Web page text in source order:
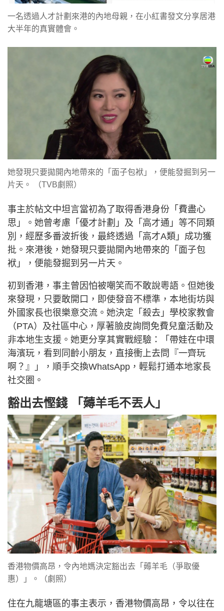
一名透過人才計劃來港的內地母親，在小紅書發文分享居港
大半年的真實體會。
她發現只要拋開內地帶來的「面子包袱」，便能發掘到另一
片天。 （TVB劇照）
事主於帖文中坦言當初為了取得香港身份「費盡心
思」。她曾考慮「優才計劃」及「高才通」等不同類
別，經歷多番波折後，最終透過「高才A類」成功獲
批。來港後，她發現只要拋開內地帶來的「面子包
袱」，便能發掘到另一片天。
初到香港，事主曾因怕被嘲笑而不敢說粵語。但她後
來發現，只要敢開口，即使發音不標準，本地街坊與
外國家長也很樂意交流。她決定「殺去」學校家教會
（PTA）及社區中心，厚著臉皮詢問免費兒童活動及
非本地生支援。她更分享其實戰經驗：「帶娃在中環
海濱玩，看到同齡小朋友，直接衝上去問『一齊玩
啊？』」，順手交換WhatsApp，輕鬆打通本地家長
社交圈。
豁出去慳錢 「薅羊毛不丟人」
香港物價高昂，令內地媽決定豁出去「薅羊毛（爭取優
惠）」。（劇照）
住在九龍塘區的事主表示，香港物價高昂，令以往在